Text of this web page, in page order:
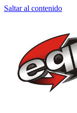
Saltar al contenido